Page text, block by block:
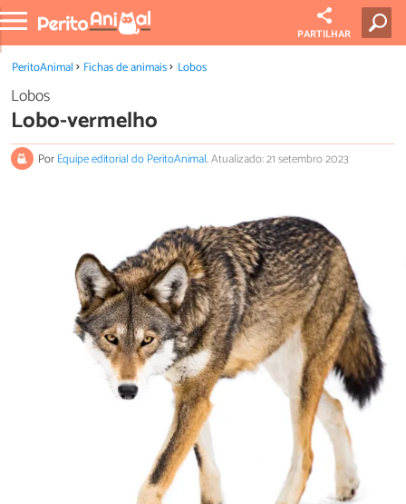
PARTILHAR
PeritoAnimal Fichas de animais Lobos
Lobos
Lobo-vermelho
PorEquipe editorial do PeritoAnimal.Atualizado: 21 setembro 2023